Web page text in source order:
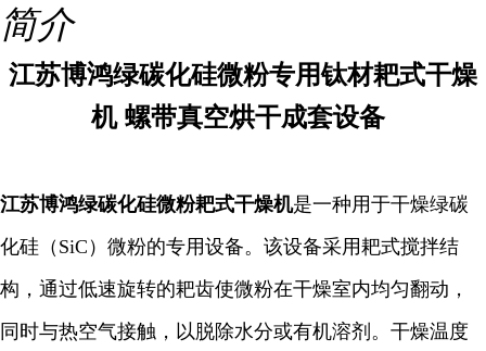
简介
江苏博鸿绿碳化硅微粉专用钛材耙式干燥
机 螺带真空烘干成套设备
江苏博鸿绿碳化硅微粉耙式干燥机是一种用于干燥绿碳
化硅（SiC）微粉的专用设备。该设备采用耙式搅拌结
构，通过低速旋转的耙齿使微粉在干燥室内均匀翻动，
同时与热空气接触，以脱除水分或有机溶剂。干燥温度